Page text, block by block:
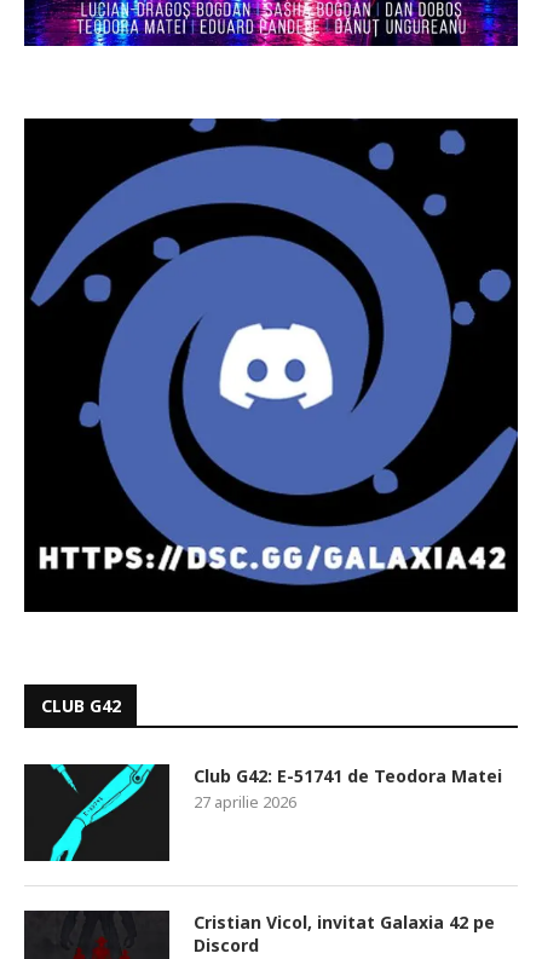
CLUB G42
Club G42: E-51741 de Teodora Matei
27 aprilie 2026
Cristian Vicol, invitat Galaxia 42 pe
Discord